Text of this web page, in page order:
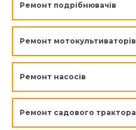
Ремонт подрібнювачів
Ремонт мотокультиваторів
Ремонт насосів
Ремонт садового трактора